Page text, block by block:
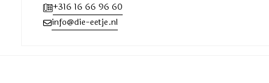
+316 16 66 96 60
info@die-eetje.nl